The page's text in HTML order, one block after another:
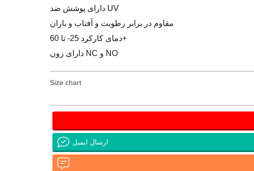
دارای پوشش ضد UV
مقاوم در برابر رطوبت و آفتاب و باران
دمای کارکرد 25- تا 60+
دارای زون NC و NO
Size chart
ارسال ایمیل